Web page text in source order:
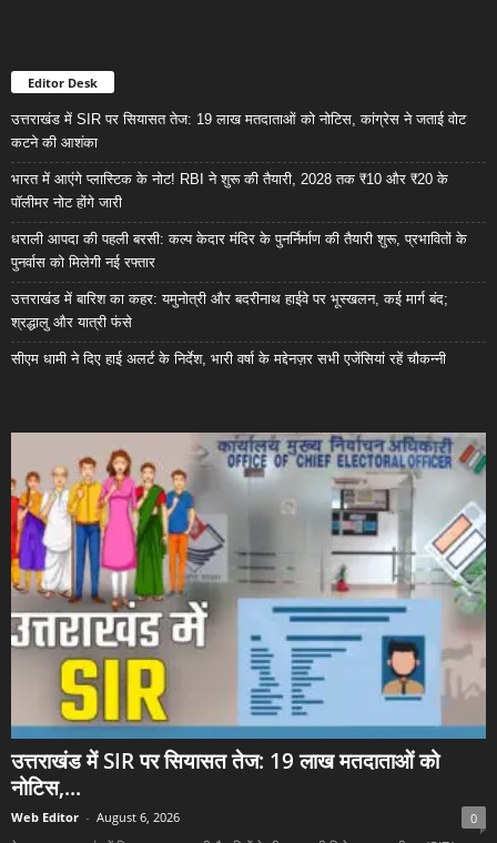
Editor Desk
उत्तराखंड में SIR पर सियासत तेज: 19 लाख मतदाताओं को नोटिस, कांग्रेस ने जताई वोट
कटने की आशंका
भारत में आएंगे प्लास्टिक के नोट! RBI ने शुरू की तैयारी, 2028 तक ₹10 और ₹20 के
पॉलीमर नोट होंगे जारी
धराली आपदा की पहली बरसी: कल्प केदार मंदिर के पुनर्निर्माण की तैयारी शुरू, प्रभावितों के
पुनर्वास को मिलेगी नई रफ्तार
उत्तराखंड में बारिश का कहर: यमुनोत्री और बदरीनाथ हाईवे पर भूस्खलन, कई मार्ग बंद;
श्रद्धालु और यात्री फंसे
सीएम धामी ने दिए हाई अलर्ट के निर्देश, भारी वर्षा के मद्देनज़र सभी एजेंसियां रहें चौकन्नी
उत्तराखंड में SIR पर सियासत तेज: 19 लाख मतदाताओं को
नोटिस,...
Web Editor - August 6, 2026 0